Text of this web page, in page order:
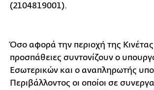
(2104819001).
Όσο αφορά την περιοχή της Κινέτας,
προσπάθειες συντονίζουν ο
Εσωτερικών και ο αναπληρωτής
Περιβάλλοντος οι οποίοι σε